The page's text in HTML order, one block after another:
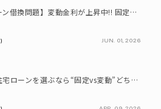
【住宅ローン借換問題】変動金利が上昇中!! 固定に借り換えるなら今が正解って本当? シミュレーションで比較してみよう
JUN. 01, 2026
これから住宅ローンを選ぶなら“固定vs変動”どちらが正解? 9割が利用したいと答えた「いま決めなくてもいい」ローンとは!?